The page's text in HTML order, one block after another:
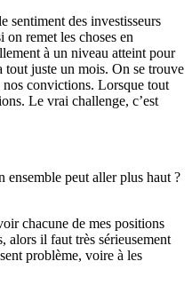
sentiment des investisseurs
on remet les choses en
à un niveau atteint pour
juste un mois. On se trouve
nos convictions. Lorsque tout
Le vrai challenge, c’est
ensemble peut aller plus haut ?
chacune de mes positions
alors il faut très sérieusement
problème, voire à les